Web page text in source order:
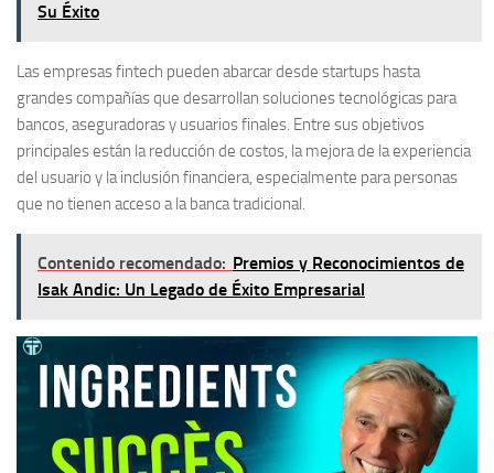
Su Éxito
Las empresas fintech pueden abarcar desde startups hasta
grandes compañías que desarrollan soluciones tecnológicas para
bancos, aseguradoras y usuarios finales. Entre sus objetivos
principales están la reducción de costos, la mejora de la experiencia
del usuario y la inclusión financiera, especialmente para personas
que no tienen acceso a la banca tradicional.
Contenido recomendado: Premios y Reconocimientos de
Isak Andic: Un Legado de Éxito Empresarial